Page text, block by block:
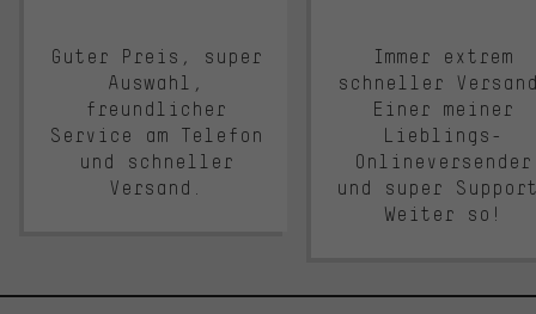
Guter Preis, super
Auswahl,
freundlicher
Service am Telefon
und schneller
Versand.
Immer extrem
schneller
Einer meiner
Lieblings-
Onlineversender
und super
Weiter so!